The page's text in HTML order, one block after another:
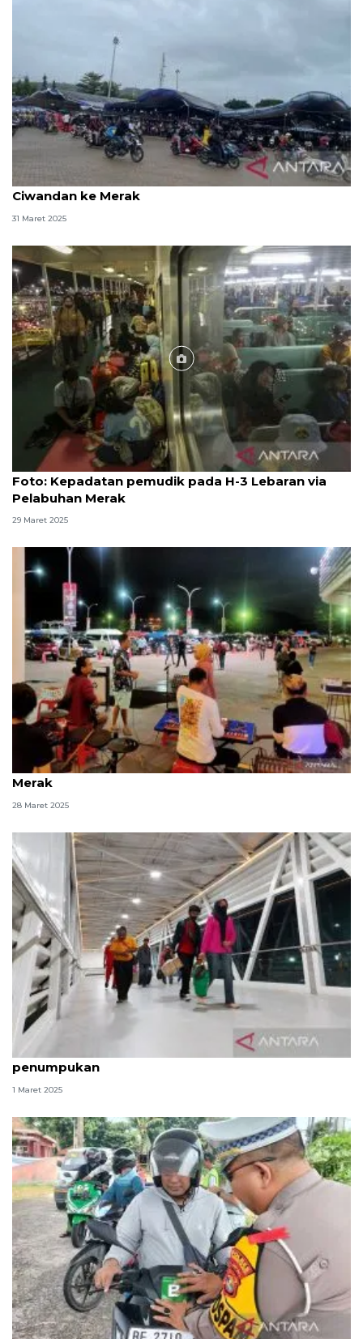
Pemudik sepeda motor dialihkan dari Pelabuhan
Ciwandan ke Merak
31 Maret 2025
Foto
Foto: Kepadatan pemudik pada H-3 Lebaran via
Pelabuhan Merak
29 Maret 2025
Live musik hibur pemudik di Dermaga 6 Pelabuhan
Merak
28 Maret 2025
ASDP imbau pemudik beli tiket lebih awal hindari
penumpukan
1 Maret 2025
Petugas terapkan delay system cegah kepadatan